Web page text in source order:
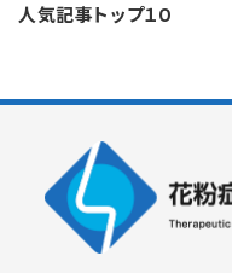
人気記事トップ１０